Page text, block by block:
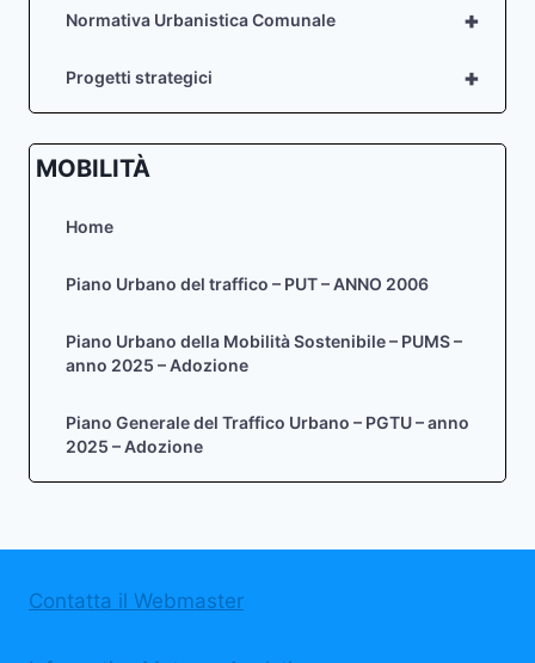
+
Normativa Urbanistica Comunale
+
Progetti strategici
MOBILITÀ
Home
Piano Urbano del traffico – PUT – ANNO 2006
Piano Urbano della Mobilità Sostenibile – PUMS –
anno 2025 – Adozione
Piano Generale del Traffico Urbano – PGTU – anno
2025 – Adozione
Contatta il Webmaster